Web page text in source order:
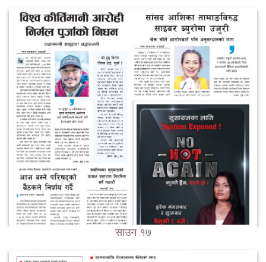
साउन १७